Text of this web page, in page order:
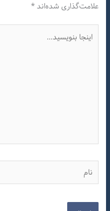
علامت‌گذاری شده‌اند*
بنویسید…